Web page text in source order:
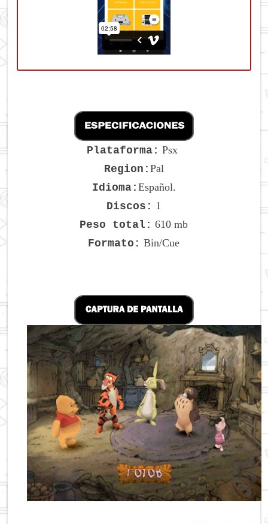
Plataforma: Psx
Region: Pal
Idioma: Español.
Discos: 1
Peso total: 610 mb
Formato: Bin/Cue